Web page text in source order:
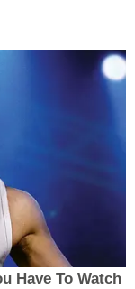
Have To Watch